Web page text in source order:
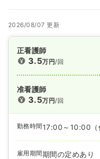
2026/08/07 更新
正看護師
3.5万円/回
准看護師
3.5万円/回
勤務時間 17:00～10:00
雇用期間期間の定めあり